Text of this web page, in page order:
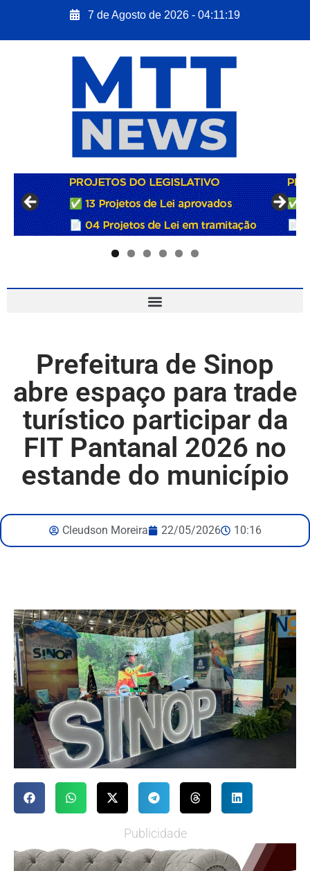
7 de Agosto de 2026 - 04:11:21
Prefeitura de Sinop
abre espaço para trade
turístico participar da
FIT Pantanal 2026 no
estande do município
Cleudson Moreira 22/05/2026 10:16
Publicidade